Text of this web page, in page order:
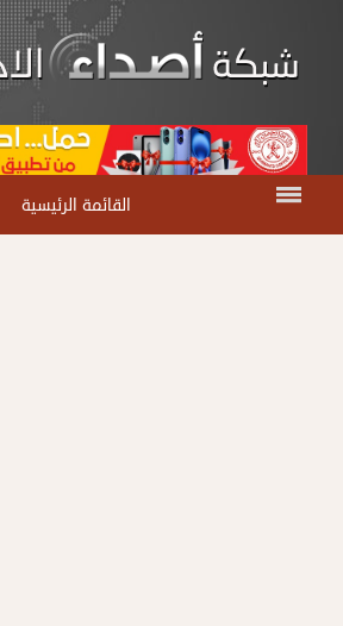
القائمة الرئيسية